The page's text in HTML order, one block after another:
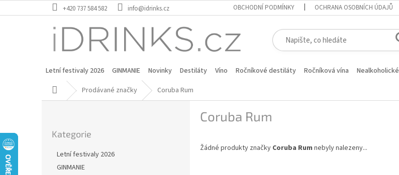
na
+420 737 584 582 info@idrinks.cz OBCHODNÍ PODMÍNKY OCHRANA OSOBNÍCH ÚDAJŮ
Letní festivaly 2026 GINMANIE Novinky Destiláty Víno Ročníkové destiláty Ročníková vína Nealkoholické
Domů Prodávané značky Coruba Rum
kategorie
Kategorie
Letní festivaly 2026
GINMANIE
Coruba Rum
Žádné produkty značky Coruba Rum nebyly nalezeny...